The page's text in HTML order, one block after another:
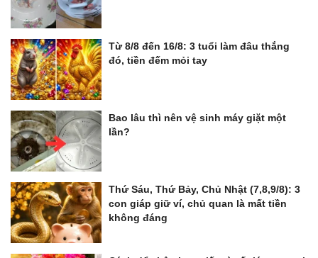
Từ 8/8 đến 16/8: 3 tuổi làm đâu thắng
đó, tiền đếm mỏi tay
Bao lâu thì nên vệ sinh máy giặt một
lần?
Thứ Sáu, Thứ Bảy, Chủ Nhật (7,8,9/8): 3
con giáp giữ ví, chủ quan là mất tiền
không đáng